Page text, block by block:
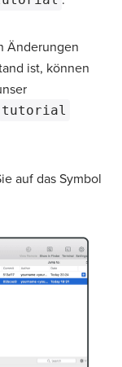
Änderungen
ist, können
tutorial
auf das Symbol